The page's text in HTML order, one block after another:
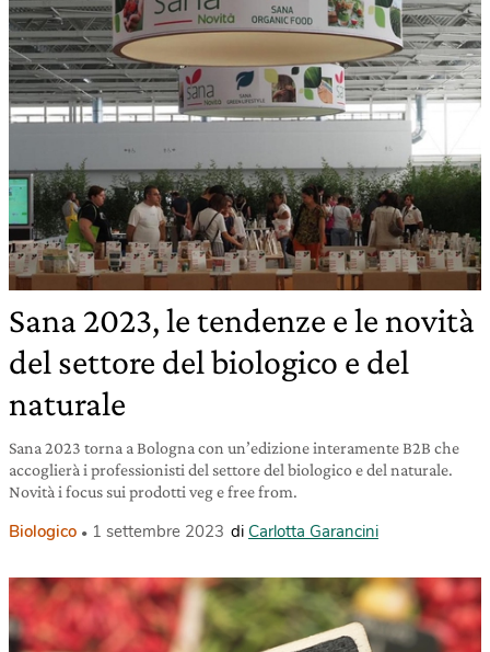
Sana 2023, le tendenze e le novità
del settore del biologico e del
naturale
Sana 2023 torna a Bologna con un’edizione interamente B2B che
accoglierà i professionisti del settore del biologico e del naturale.
Novità i focus sui prodotti veg e free from.
Biologico 1 settembre 2023 di Carlotta Garancini